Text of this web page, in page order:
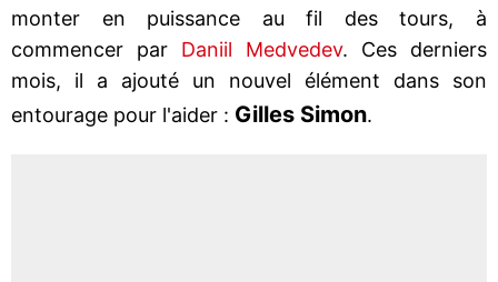
monter en puissance au fil des tours, à
commencer par Daniil Medvedev. Ces derniers
mois, il a ajouté un nouvel élément dans son
entourage pour l'aider : Gilles Simon.